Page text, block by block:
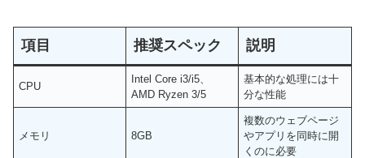
項目 推奨スペック 説明
CPU
Intel Core i3/i5、
AMD Ryzen 3/5
基本的な処理には十
分な性能
メモリ 8GB
複数のウェブページ
やアプリを同時に開
くのに必要